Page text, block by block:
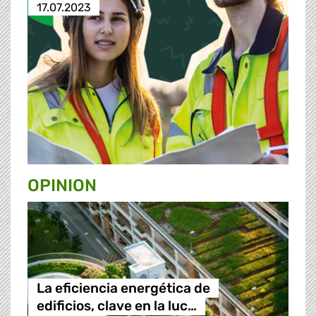
17.07.2023
OPINION
La eficiencia energética de
edificios, clave en la luc…